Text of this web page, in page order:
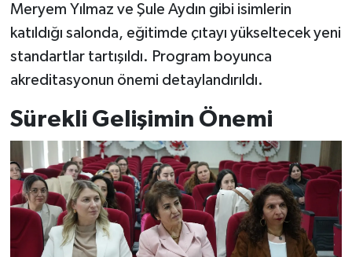
Meryem Yılmaz ve Şule Aydın gibi isimlerin
katıldığı salonda, eğitimde çıtayı yükseltecek yeni
standartlar tartışıldı. Program boyunca
akreditasyonun önemi detaylandırıldı.
Sürekli Gelişimin Önemi